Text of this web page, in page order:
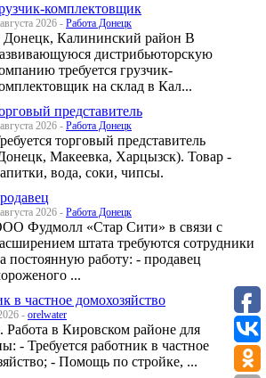
комплектовщик
2026 - Работа Донецк
Донецк, Калининский район В
дистрибьюторскую
требуется грузчик-
на склад в Кал...
представитель
2026 - Работа Донецк
торговый представитель
Макеевка, Харцызск). Товар -
вода, соки, чипсы.
2026 - Работа Донецк
Фудмолл «Стар Сити» в связи с
штата требуются сотрудники
постоянную работу: - продавец
...
в частное домохозяйство
- orelwater
Работа в Кировском районе для
- Требуется работник в частное
- Помощь по стройке, ...